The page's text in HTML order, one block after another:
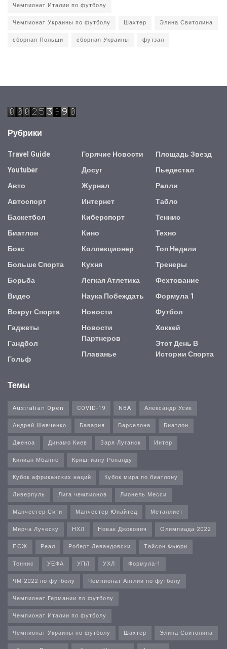
Чемпионат Италии по футболу
Чемпионат Украины по футболу
Шахтер
Элина Свитолина
сборная Польши
сборная Украины футзал
Рубрики
Travel Guide
Youtuber
Авто
Автоспорт
Баскетбол
Биатлон
Бокс
Больше Спорта
Борьба
Видео
Вокруг Спорта
Гаджеты
Гандбол
Гольф
Горячие Новости
Досуг
Журнал
Интернет
Киберспорт
Кино
Коллекционер
Кухня
Легкая Атлетика
Наука Побеждать
Новости
Новости
Партнеров
Плаванье
Площадь Звезд
Пьедестал
Ралли
Табло
Теннис
Техно
Топ Недели
Тренеры
Фехтование
Формула 1
Футбол
Хоккей
Этот День В
Истории Спорта
Темы
Australian Open COVID-19 NBA
Александр Усик
Андрей Шевченко
Бавария Барселона
Биатлон
Дженоа
Динамо Киев Заря Луганск
Интер
Килиан Мбаппе
Криштиану Роналду
Кубок африканских наций
Кубок мира по биатлону
Ливерпуль
Лига чемпионов
Лионель Месси
Манчестер Сити
Манчестер Юнайтед
Металлист
Мирча Луческу
НХЛ Новак Джокович
Олимпиада 2022
ПСЖ
Реал Роберт Левандовски
Тайсон Фьюри
Теннис
УЕФА УПЛ УХЛ
Формула-1
ЧМ-2022 по футболу
Чемпионат Англии по футболу
Чемпионат Германии по футболу
Чемпионат Италии по футболу
Чемпионат Украины по футболу
Шахтер
Элина Свитолина